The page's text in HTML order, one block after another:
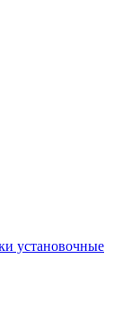
установочные